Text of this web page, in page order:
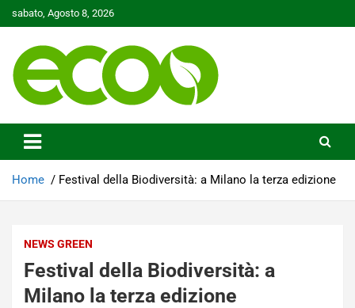
to
sabato, Agosto 8, 2026
Ecoo.it
Home Festival della Biodiversità: a Milano la terza edizione
NEWS GREEN
Festival della Biodiversità: a
Milano la terza edizione